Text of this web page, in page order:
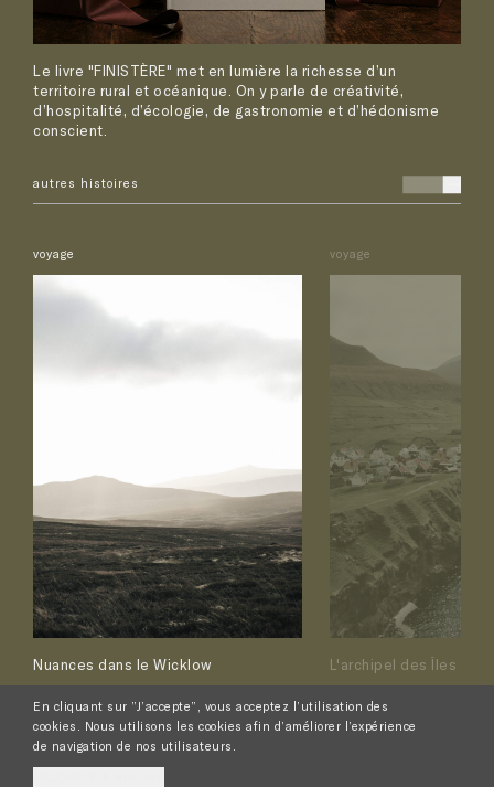
Le livre "FINISTÈRE" met en lumière la richesse d’un
territoire rural et océanique. On y parle de créativité,
d’hospitalité, d’écologie, de gastronomie et d’hédonisme
conscient.
autres histoires
voyage
Nuances dans le Wicklow
voyage
L'archipel des Îles
En cliquant sur ”J’accepte”, vous acceptez l’utilisation des
cookies. Nous utilisons les cookies afin d’améliorer l’expérience
de navigation de nos utilisateurs.